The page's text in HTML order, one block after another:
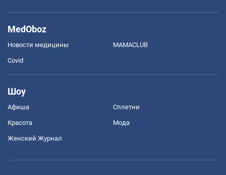
MedOboz
Новости медицины MAMACLUB
Covid
Шоу
Афиша Сплетни
Красота Мода
Женский Журнал